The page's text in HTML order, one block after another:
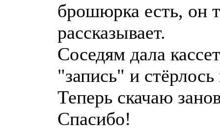
брошюрка есть, он
рассказывает.
Соседям дала
"запись" и
Теперь скачаю
Спасибо!